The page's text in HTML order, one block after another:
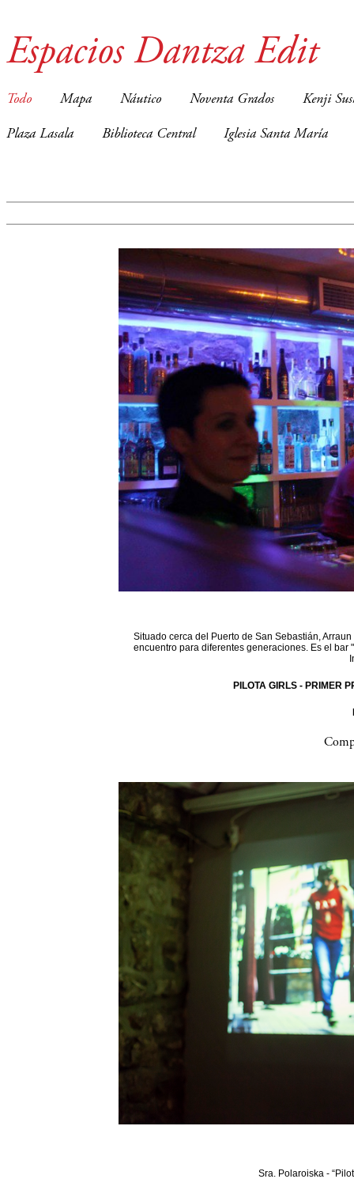
Espacios Dantza Edit
Todo Mapa Náutico Noventa Grados Kenji
Plaza Lasala Biblioteca Central Iglesia Santa María
Situado cerca del Puerto de San Sebastián,
encuentro para diferentes generaciones. Es el
PILOTA GIRLS - PRIMER
Sra. Polaroiska -